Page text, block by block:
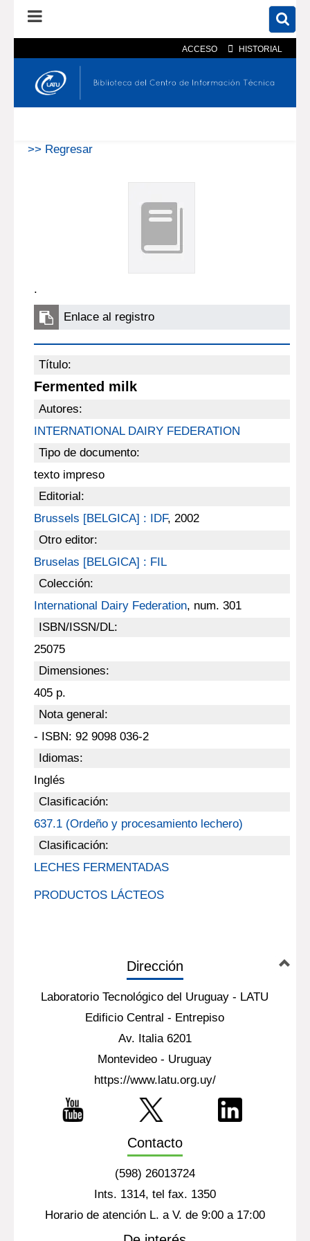
ACCESO HISTORIAL
En el catálogo En el sitio
>> Regresar
.
Enlace al registro
Título:
Fermented milk
Autores:
INTERNATIONAL DAIRY FEDERATION
Tipo de documento:
texto impreso
Editorial:
Brussels [BELGICA] : IDF, 2002
Otro editor:
Bruselas [BELGICA] : FIL
Colección:
International Dairy Federation, num. 301
ISBN/ISSN/DL:
25075
Dimensiones:
405 p.
Nota general:
- ISBN: 92 9098 036-2
Idiomas:
Inglés
Clasificación:
637.1 (Ordeño y procesamiento lechero)
Clasificación:
LECHES FERMENTADAS
PRODUCTOS LÁCTEOS
Dirección
Laboratorio Tecnológico del Uruguay - LATU
Edificio Central - Entrepiso
Av. Italia 6201
Montevideo - Uruguay
https://www.latu.org.uy/
Contacto
(598) 26013724
Ints. 1314, tel fax. 1350
Horario de atención L. a V. de 9:00 a 17:00